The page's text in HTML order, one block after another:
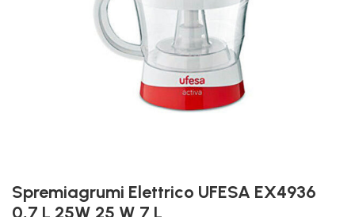
Spremiagrumi Elettrico UFESA EX4936
0,7 L 25W 25 W 7 L